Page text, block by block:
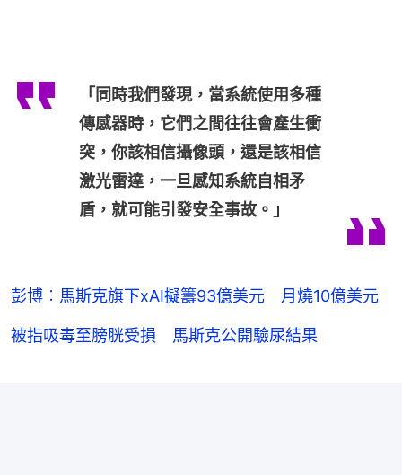
「同時我們發現，當系統使用多種
傳感器時，它們之間往往會產生衝
突，你該相信攝像頭，還是該相信
激光雷達，一旦感知系統自相矛
盾，就可能引發安全事故。」
彭博︰馬斯克旗下xAI擬籌93億美元 月燒10億美元
被指吸毒至膀胱受損 馬斯克公開驗尿結果